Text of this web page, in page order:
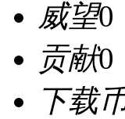
威望0
贡献0
下载